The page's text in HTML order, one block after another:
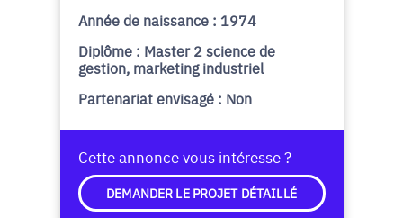
Année de naissance : 1974
Diplôme : Master 2 science de
gestion, marketing industriel
Partenariat envisagé : Non
Cette annonce vous intéresse ?
DEMANDER LE PROJET DÉTAILLÉ